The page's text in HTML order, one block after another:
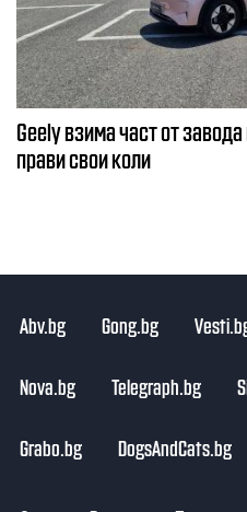
Geely взима част от
прави свои коли
Abv.bg Gong.bg
Nova.bg Telegraph.bg
Grabo.bg DogsAndCats.bg